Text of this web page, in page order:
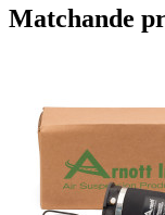
Matchande